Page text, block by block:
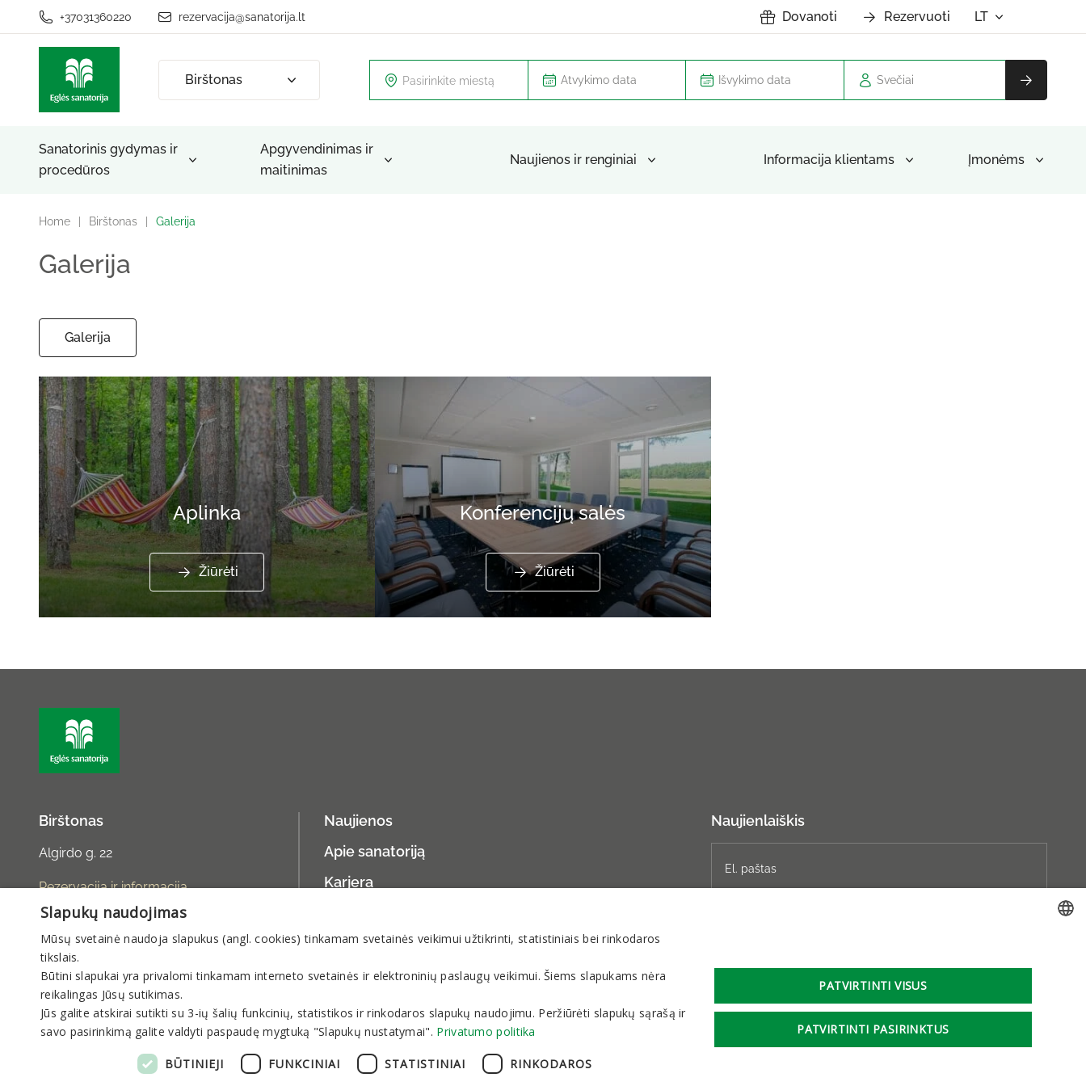
+37031360220 rezervacija@sanatorija.lt Dovanoti Rezervuoti LT
Birštonas Pasirinkite miestą Svečiai
Sanatorinis gydymas ir
procedūros
Apgyvendinimas ir
maitinimas
Naujienos ir renginiai Informacija klientams Įmonėms
Home Birštonas Galerija
Galerija
Galerija
Aplinka
Žiūrėti
Konferencijų salės
Žiūrėti
Birštonas
Algirdo g. 22
Rezervacija ir informacija
rezervacija@sanatorija.lt
+37031360220
I-V 8:00-19:00
VI-VII 9:00-15:00
Naujienos
Apie sanatoriją
Karjera
Asmens duomenų apsauga
Naujienlaiškis
ENGLISH
Slapukų naudojimas
Mūsų svetainė naudoja slapukus (angl. cookies) tinkamam svetainės veikimui užtikrinti, statistiniais bei rinkodaros
tikslais.
Būtini slapukai yra privalomi tinkamam interneto svetainės ir elektroninių paslaugų veikimui. Šiems slapukams nėra
reikalingas Jūsų sutikimas.
Jūs galite atskirai sutikti su 3-ių šalių funkcinių, statistikos ir rinkodaros slapukų naudojimu. Peržiūrėti slapukų sąrašą ir
savo pasirinkimą galite valdyti paspaudę mygtuką "Slapukų nustatymai". Privatumo politika
BŪTINIEJI STATISTINIAI RINKODAROS
FUNKCINIAI
PATVIRTINTI PASIRINKTUS
PATVIRTINTI VISUS